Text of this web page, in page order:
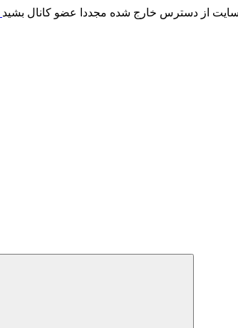
سایت از دسترس خارج شده مجددا عضو کانال بشید